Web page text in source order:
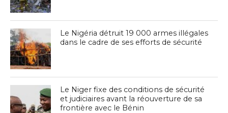
Le Nigéria détruit 19 000 armes illégales
dans le cadre de ses efforts de sécurité
Le Niger fixe des conditions de sécurité
et judiciaires avant la réouverture de sa
frontière avec le Bénin